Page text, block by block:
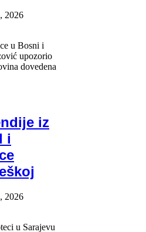
2026
u Bosni i
upozorio
dovedena
iz
i
2026
u Sarajevu